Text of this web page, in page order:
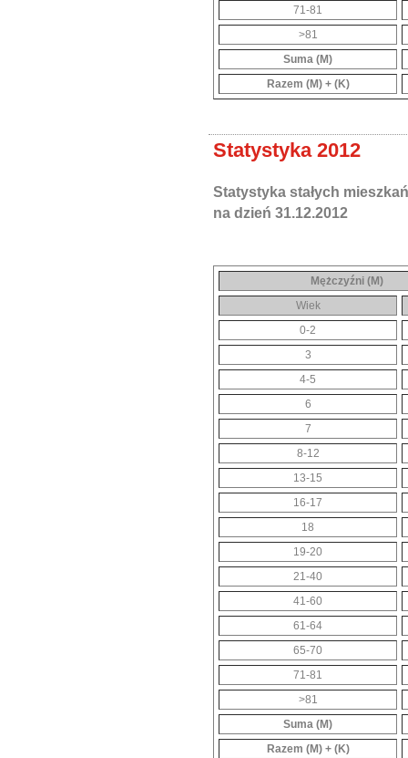
71-81
>81
Suma (M)
Razem (M) + (K)
Statystyka 2012
Statystyka stałych
na dzień 31.12.2012
Mężczyźni (M)
Wiek
0-2
3
4-5
6
7
8-12
13-15
16-17
18
19-20
21-40
41-60
61-64
65-70
71-81
>81
Suma (M)
Razem (M) + (K)